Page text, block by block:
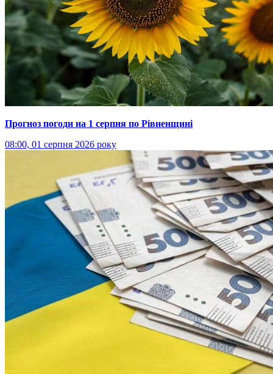
Прогноз погоди на 1 серпня по Рівненщині
08:00, 01 серпня 2026 року